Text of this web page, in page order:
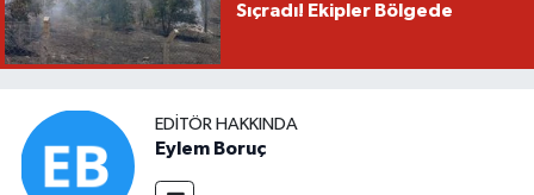
Sıçradı! Ekipler Bölgede
EDITÖR HAKKINDA
Eylem Boruç